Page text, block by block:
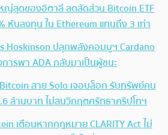
ญ่สุดของอิตาลี ลดสัดส่วน Bitcoin ETF
หันลงทุน ใน Ethereum แทนถึง 3 เท่า
Hoskinson ปลุกพลังคอมมูฯ Cardano
ารพา ADA กลับมาเป็นผู้ชนะ
สาย Solo เจอบล็อก รับทรัพย์คน
ล้านบาท ไม่สนวิกฤตศรัทธาคริปโทฯ
เตือนหากกฎหมาย CLARITY Act ไม่